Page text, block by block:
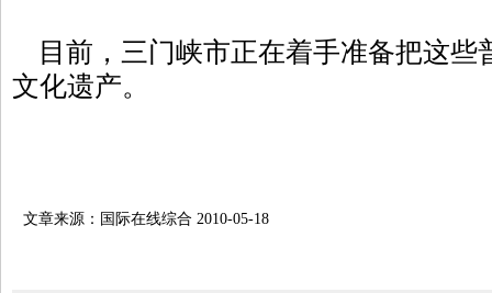
目前，三门峡市正在着手准备把这些
文化遗产。
文章来源：国际在线综合 2010-05-18